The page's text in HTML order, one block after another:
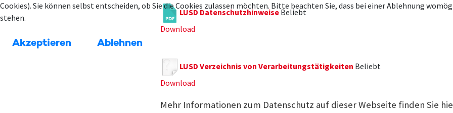
LUSD DatenschutzhinweiseBeliebt
Download
LUSD Verzeichnis von Verarbeitungstätigkeiten Beliebt
Download
Mehr Informationen zum Datenschutz auf dieser Webseite finden Sie
Cookies). Sie können selbst entscheiden, ob Sie die Cookies zulassen möchten. Bitte beachten Sie, dass bei einer Ablehnung
stehen.
Akzeptieren Ablehnen